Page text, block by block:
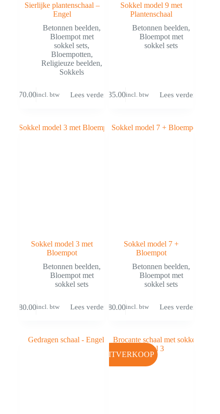
Sierlijke plantenschaal –
Engel
Betonnen beelden,
Bloempot met
sokkel sets,
Bloempotten,
Religieuze beelden,
Sokkels
70.00incl. btw Lees verder
Sokkel model 9 met
Plantenschaal
Betonnen beelden,
Bloempot met
sokkel sets
€ 35.00incl. btw Lees verder
Sokkel model 3 met
Bloempot
Betonnen beelden,
Bloempot met
sokkel sets
80.00incl. btw Lees verder
Sokkel model 7 +
Bloempot
Betonnen beelden,
Bloempot met
sokkel sets
€ 80.00incl. btw Lees verder
UITVERKOOP